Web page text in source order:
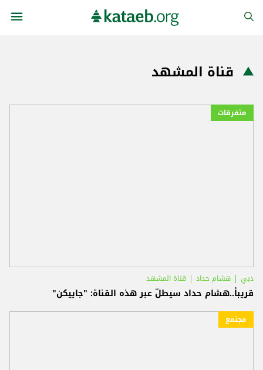
قناة المشهد
متفرقات
دبي هشام حداد قناة المشهد
قريباً..هشام حداد سيطلّ عبر هذه القناة: "جاييكن"
مجتمع